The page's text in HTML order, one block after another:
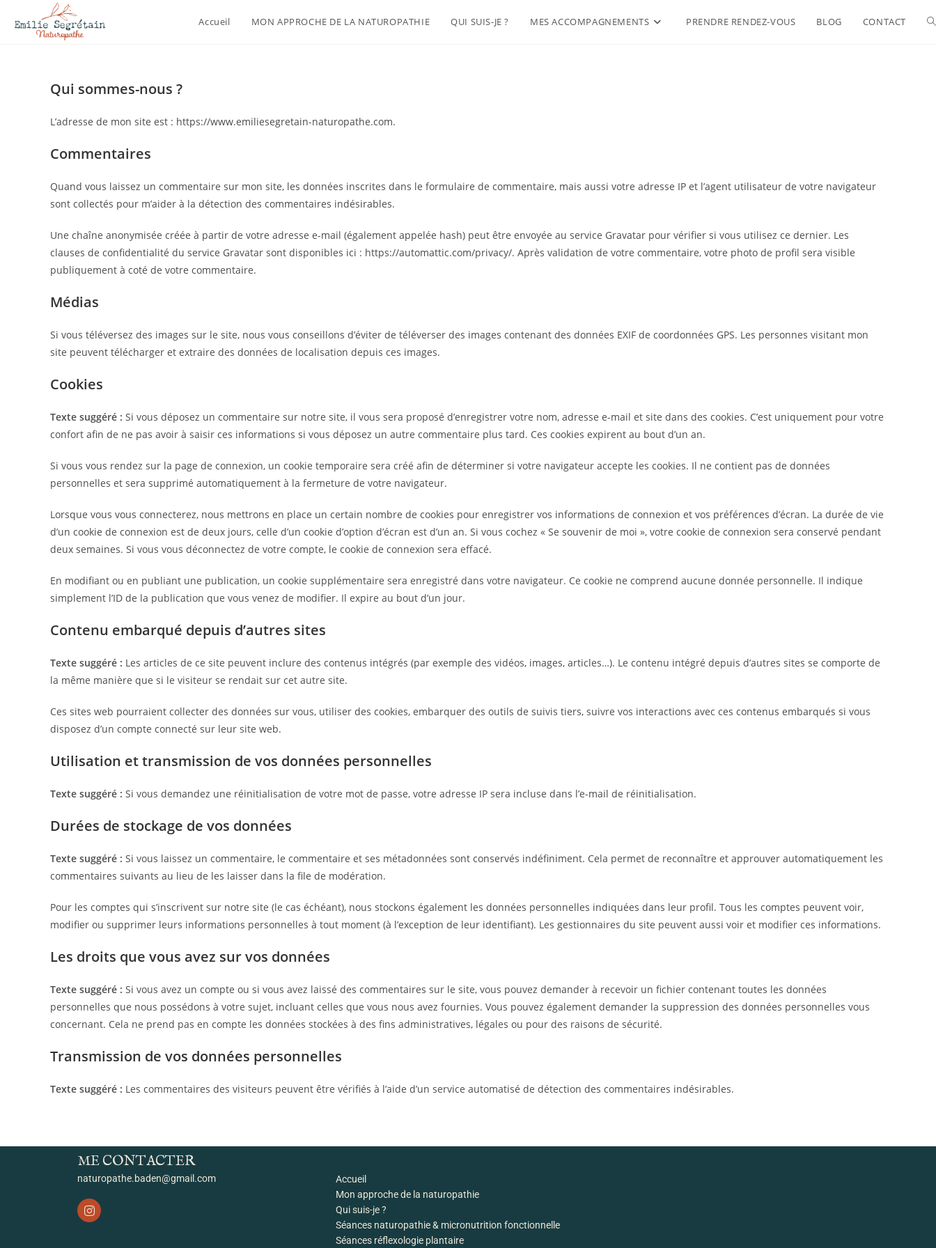
Accueil MON APPROCHE DE LA NATUROPATHIE QUI SUIS-JE ? MES ACCOMPAGNEMENTS PRENDRE RENDEZ-VOUS BLOG CONTACT
Qui sommes-nous ?
L’adresse de mon site est : https://www.emiliesegretain-naturopathe.com.
Commentaires
Quand vous laissez un commentaire sur mon site, les données inscrites dans le formulaire de commentaire, mais aussi votre adresse IP et l’agent utilisateur de votre navigateur
sont collectés pour m’aider à la détection des commentaires indésirables.
Une chaîne anonymisée créée à partir de votre adresse e-mail (également appelée hash) peut être envoyée au service Gravatar pour vérifier si vous utilisez ce dernier. Les
clauses de confidentialité du service Gravatar sont disponibles ici : https://automattic.com/privacy/. Après validation de votre commentaire, votre photo de profil sera visible
publiquement à coté de votre commentaire.
Médias
Si vous téléversez des images sur le site, nous vous conseillons d’éviter de téléverser des images contenant des données EXIF de coordonnées GPS. Les personnes visitant mon
site peuvent télécharger et extraire des données de localisation depuis ces images.
Cookies
Texte suggéré : Si vous déposez un commentaire sur notre site, il vous sera proposé d’enregistrer votre nom, adresse e-mail et site dans des cookies. C’est uniquement pour votre
confort afin de ne pas avoir à saisir ces informations si vous déposez un autre commentaire plus tard. Ces cookies expirent au bout d’un an.
Si vous vous rendez sur la page de connexion, un cookie temporaire sera créé afin de déterminer si votre navigateur accepte les cookies. Il ne contient pas de données
personnelles et sera supprimé automatiquement à la fermeture de votre navigateur.
Lorsque vous vous connecterez, nous mettrons en place un certain nombre de cookies pour enregistrer vos informations de connexion et vos préférences d’écran. La durée de vie
d’un cookie de connexion est de deux jours, celle d’un cookie d’option d’écran est d’un an. Si vous cochez « Se souvenir de moi », votre cookie de connexion sera conservé pendant
deux semaines. Si vous vous déconnectez de votre compte, le cookie de connexion sera effacé.
En modifiant ou en publiant une publication, un cookie supplémentaire sera enregistré dans votre navigateur. Ce cookie ne comprend aucune donnée personnelle. Il indique
simplement l’ID de la publication que vous venez de modifier. Il expire au bout d’un jour.
Contenu embarqué depuis d’autres sites
Texte suggéré : Les articles de ce site peuvent inclure des contenus intégrés (par exemple des vidéos, images, articles…). Le contenu intégré depuis d’autres sites se comporte de
la même manière que si le visiteur se rendait sur cet autre site.
Ces sites web pourraient collecter des données sur vous, utiliser des cookies, embarquer des outils de suivis tiers, suivre vos interactions avec ces contenus embarqués si vous
disposez d’un compte connecté sur leur site web.
Utilisation et transmission de vos données personnelles
Texte suggéré : Si vous demandez une réinitialisation de votre mot de passe, votre adresse IP sera incluse dans l’e-mail de réinitialisation.
Durées de stockage de vos données
Texte suggéré : Si vous laissez un commentaire, le commentaire et ses métadonnées sont conservés indéfiniment. Cela permet de reconnaître et approuver automatiquement les
commentaires suivants au lieu de les laisser dans la file de modération.
Pour les comptes qui s’inscrivent sur notre site (le cas échéant), nous stockons également les données personnelles indiquées dans leur profil. Tous les comptes peuvent voir,
modifier ou supprimer leurs informations personnelles à tout moment (à l’exception de leur identifiant). Les gestionnaires du site peuvent aussi voir et modifier ces informations.
Les droits que vous avez sur vos données
Texte suggéré : Si vous avez un compte ou si vous avez laissé des commentaires sur le site, vous pouvez demander à recevoir un fichier contenant toutes les données
personnelles que nous possédons à votre sujet, incluant celles que vous nous avez fournies. Vous pouvez également demander la suppression des données personnelles vous
concernant. Cela ne prend pas en compte les données stockées à des fins administratives, légales ou pour des raisons de sécurité.
Transmission de vos données personnelles
Texte suggéré : Les commentaires des visiteurs peuvent être vérifiés à l’aide d’un service automatisé de détection des commentaires indésirables.
ME CONTACTER
naturopathe.baden@gmail.com
Accueil
Mon approche de la naturopathie
Qui suis-je ?
Séances naturopathie & micronutrition fonctionnelle
Séances réflexologie plantaire